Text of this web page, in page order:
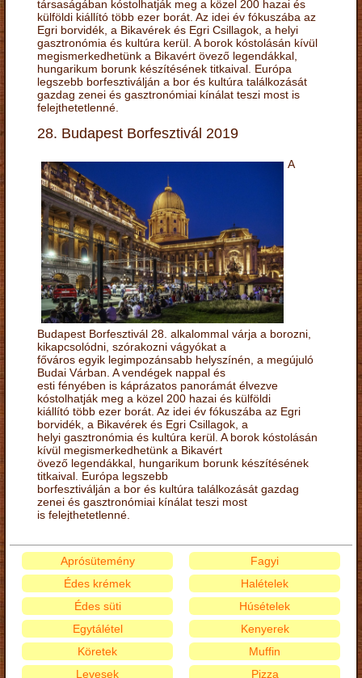
társaságában kóstolhatják meg a közel 200 hazai és
külföldi kiállító több ezer borát. Az idei év fókuszába az
Egri borvidék, a Bikavérek és Egri Csillagok, a helyi
gasztronómia és kultúra kerül. A borok kóstolásán kívül
megismerkedhetünk a Bikavért övező legendákkal,
hungarikum borunk készítésének titkaival. Európa
legszebb borfesztiválján a bor és kultúra találkozását
gazdag zenei és gasztronómiai kínálat teszi most is
felejthetetlenné.
28. Budapest Borfesztivál 2019
A
Budapest Borfesztivál 28. alkalommal várja a borozni,
kikapcsolódni, szórakozni vágyókat a
főváros egyik legimpozánsabb helyszínén, a megújuló
Budai Várban. A vendégek nappal és
esti fényében is káprázatos panorámát élvezve
kóstolhatják meg a közel 200 hazai és külföldi
kiállító több ezer borát. Az idei év fókuszába az Egri
borvidék, a Bikavérek és Egri Csillagok, a
helyi gasztronómia és kultúra kerül. A borok kóstolásán
kívül megismerkedhetünk a Bikavért
övező legendákkal, hungarikum borunk készítésének
titkaival. Európa legszebb
borfesztiválján a bor és kultúra találkozását gazdag
zenei és gasztronómiai kínálat teszi most
is felejthetetlenné.
Aprósütemény
Édes krémek
Édes süti
Egytálétel
Fagyi
Halételek
Húsételek
Kenyerek
Köretek
Levesek
Muffin
Pizza